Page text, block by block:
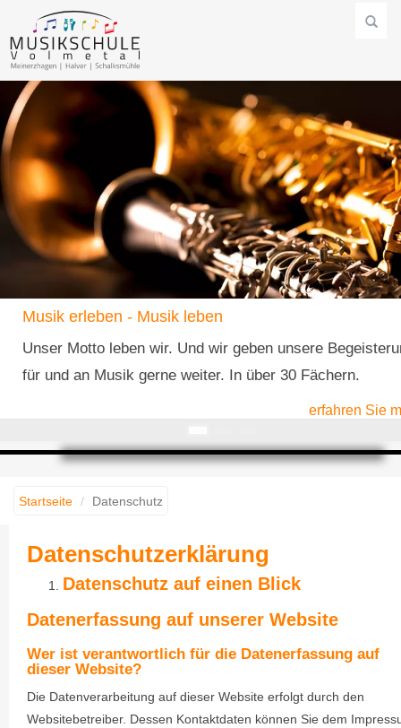
Musik erleben - Musik leben
Unser Motto leben wir. Und wir geben unsere
für und an Musik gerne weiter. In über 30 Fächern.
erfahren Sie
Startseite Datenschutz
Datenschutzerklärung
Datenschutz auf einen Blick
Datenerfassung auf unserer Website
Wer ist verantwortlich für die Datenerfassung auf
dieser Website?
Die Datenverarbeitung auf dieser Website erfolgt durch den
Websitebetreiber. Dessen Kontaktdaten können Sie dem